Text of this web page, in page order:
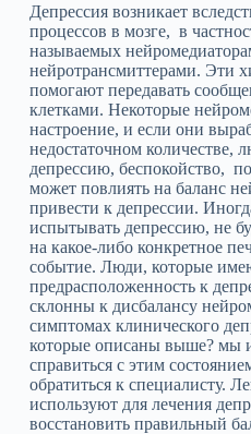
Депрессия возникает
процессов в мозге, в
называемых
нейротрансмиттерами. Эти
помогают передавать
клетками. Некоторые
настроение, и если они
недостаточном количестве,
депрессию, беспокойство,
может повлиять на баланс
привести к депрессии.
испытывать депрессию, не
на какое-либо конкретное
событие. Люди, которые
предрасположенность к
склонны к дисбалансу
симптомах клинического
которые описаны выше? мы
справиться с этим
обратиться к специалисту.
используют для лечения
восстановить правильный